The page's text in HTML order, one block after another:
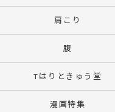
肩こり
腹
Tはりときゅう堂
漫画特集